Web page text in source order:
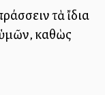
τὰ ἴδια
ὑμῶν, καθὼς